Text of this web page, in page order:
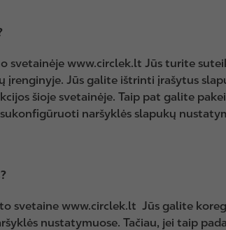
svetainėje www.circlek.lt Jūs turite
įrenginyje. Jūs galite ištrinti įrašytus
šioje svetainėje. Taip pat galite
naršyklės slapukų
svetaine www.circlek.lt Jūs galite
nustatymuose. Tačiau, jei taip